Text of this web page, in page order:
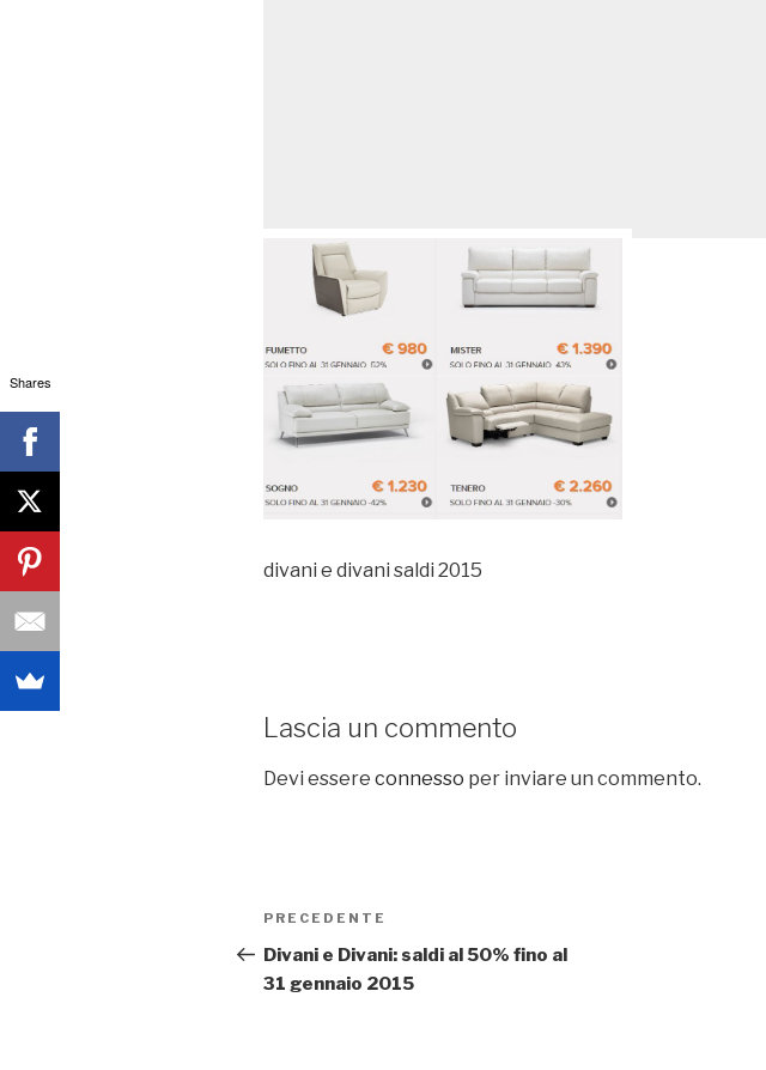
divani e divani saldi 2015
Lascia un commento
Devi essere connesso per inviare un commento.
Navigazione
articoli
Articolo
precedente:
PRECEDENTE
Divani e Divani: saldi al 50% fino al
31 gennaio 2015
Shares